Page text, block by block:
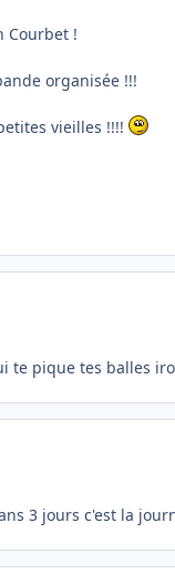
Courbet !
organisée !!!
vieilles !!!!
te pique tes balles
3 jours c'est la